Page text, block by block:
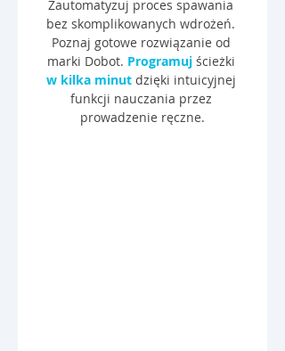
Zautomatyzuj proces spawania
bez skomplikowanych wdrożeń.
Poznaj gotowe rozwiązanie od
marki Dobot. Programuj ścieżki
w kilka minut dzięki intuicyjnej
funkcji nauczania przez
prowadzenie ręczne.